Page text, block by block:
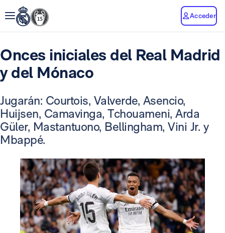
Acceder
Onces iniciales del Real Madrid
y del Mónaco
Jugarán: Courtois, Valverde, Asencio,
Huijsen, Camavinga, Tchouameni, Arda
Güler, Mastantuono, Bellingham, Vini Jr. y
Mbappé.